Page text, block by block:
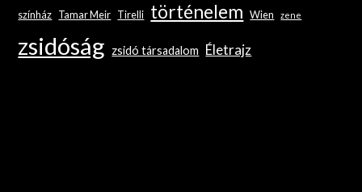
színház Tamar Meir Tirelli történelem Wien zene
zsidóság zsidó társadalom Életrajz